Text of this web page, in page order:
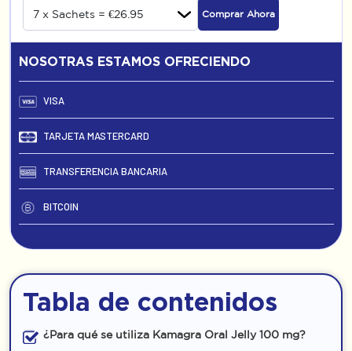
Comprar Ahora
NOSOTRAS ESTAMOS OFRECIENDO
VISA
TARJETA MASTERCARD
TRANSFERENCIA BANCARIA
BITCOIN
Tabla de contenidos
¿Para qué se utiliza Kamagra Oral Jelly 100 mg?